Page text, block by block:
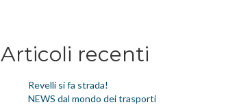
Articoli recenti
Revelli si fa strada!
NEWS dal mondo dei trasporti